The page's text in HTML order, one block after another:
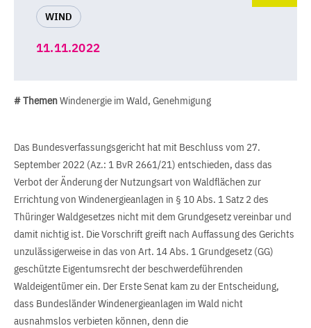
WIND
11.11.2022
# ThemenWindenergie im Wald, Genehmigung
Das Bundesverfassungsgericht hat mit Beschluss vom 27.
September 2022 (Az.: 1 BvR 2661/21) entschieden, dass das
Verbot der Änderung der Nutzungsart von Waldflächen zur
Errichtung von Windenergieanlagen in § 10 Abs. 1 Satz 2 des
Thüringer Waldgesetzes nicht mit dem Grundgesetz vereinbar und
damit nichtig ist. Die Vorschrift greift nach Auffassung des Gerichts
unzulässigerweise in das von Art. 14 Abs. 1 Grundgesetz (GG)
geschützte Eigentumsrecht der beschwerdeführenden
Waldeigentümer ein. Der Erste Senat kam zu der Entscheidung,
dass Bundesländer Windenergieanlagen im Wald nicht
ausnahmslos verbieten können, denn die